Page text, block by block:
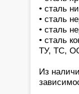
• сталь
• сталь
• сталь
• сталь
ТУ, ТС,
Из